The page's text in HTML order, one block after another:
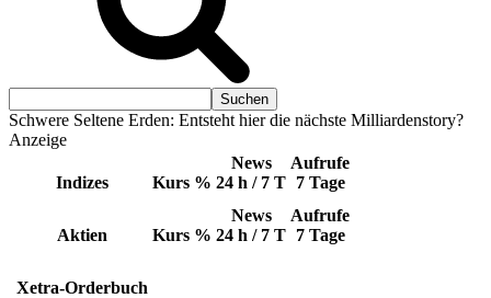
Schwere Seltene Erden: Entsteht hier die nächste Milliardenstory?
Anzeige
Indizes Kurs %
News
24 h / 7 T
Aufrufe
7 Tage
Aktien Kurs %
News
24 h / 7 T
Aufrufe
7 Tage
Xetra-Orderbuch